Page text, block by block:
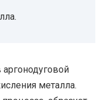
металла.